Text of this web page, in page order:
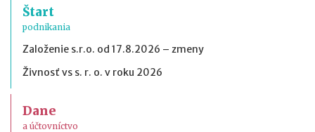
Štart
podnikania
Založenie s.r.o. od 17.8.2026 – zmeny
Živnosť vs s. r. o. v roku 2026
Dane
a účtovníctvo